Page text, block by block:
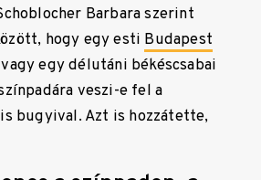
Barbara szerint
hogy egy esti Budapest
egy délutáni békéscsabai
veszi-e fel a
bugyival. Azt is hozzátette,